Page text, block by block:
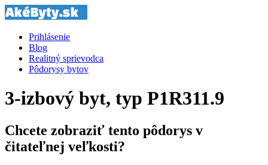
Prihlásenie
Blog
Realitný sprievodca
Pôdorysy bytov
3-izbový byt, typ P1R311.9
Chcete zobraziť tento pôdorys v
čitateľnej veľkosti?